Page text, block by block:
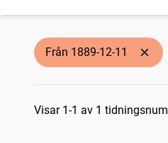
Från 1889-12-11
Visar 1-1 av 1